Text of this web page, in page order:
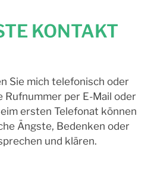
KONTAKT
Sie mich telefonisch oder
Rufnummer per E-Mail oder
ersten Telefonat können
Ängste, Bedenken oder
und klären.